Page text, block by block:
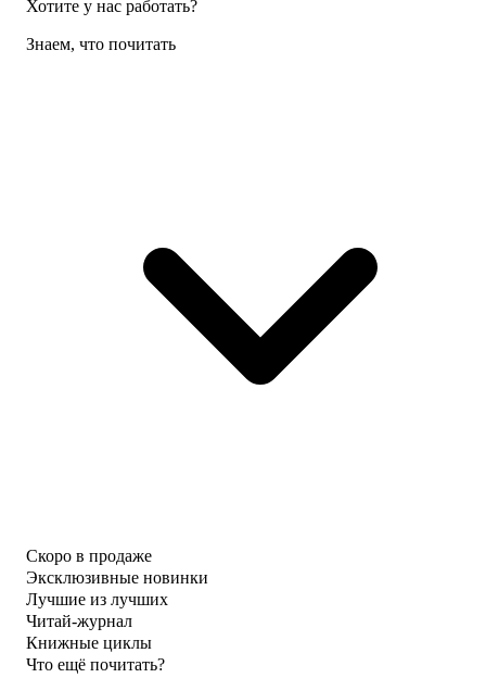
Хотите у нас работать?
Знаем, что почитать
Скоро в продаже
Эксклюзивные новинки
Лучшие из лучших
Читай-журнал
Книжные циклы
Что ещё почитать?